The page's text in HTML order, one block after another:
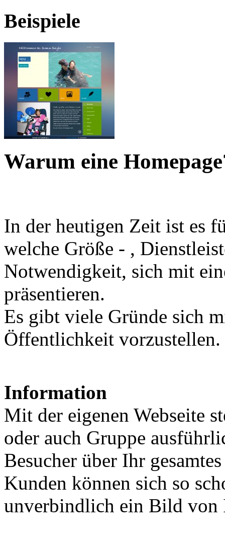
Beispiele
Warum eine
In der heutigen Zeit ist es
welche Größe - ,
Notwendigkeit, sich mit
präsentieren.
Es gibt viele Gründe sich
Öffentlichkeit vorzustellen.
Information
Mit der eigenen Webseite
oder auch Gruppe
Besucher über Ihr
Kunden können sich so
unverbindlich ein Bild von